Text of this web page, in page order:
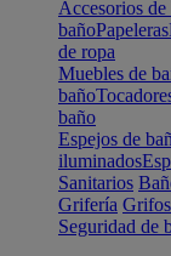
Accesorios de
bañoPapeleras
de ropa
Muebles de
baño
baño
Espejos de
iluminados
Sanitarios
Grifería
Seguridad de